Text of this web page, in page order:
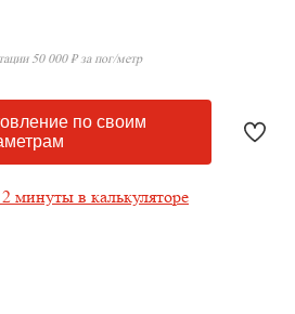
50 000 ₽ за пог/метр
по своим
минуты в калькуляторе